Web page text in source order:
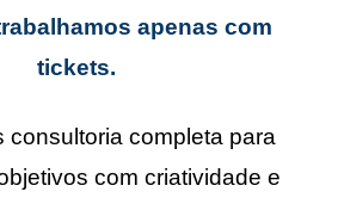
apenas com
tickets.
consultoria completa para
com criatividade e